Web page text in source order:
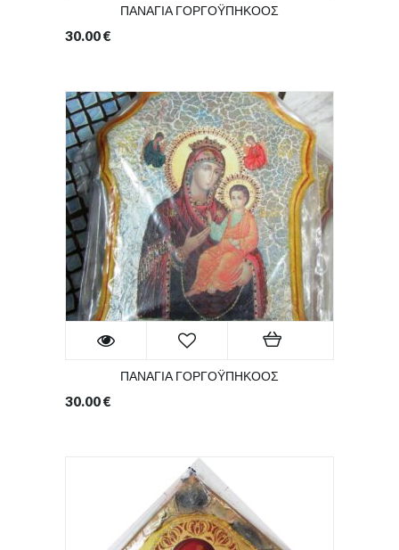
ΠΑΝΑΓΙΑ ΓΟΡΓΟΫΠΗΚΟΟΣ
30.00€
ΠΑΝΑΓΙΑ ΓΟΡΓΟΫΠΗΚΟΟΣ
30.00€